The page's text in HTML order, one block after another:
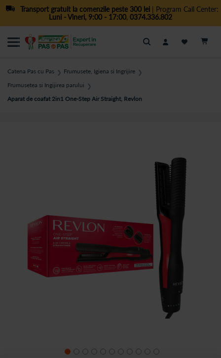
Transport gratuit la comenzile peste 300 lei| Program Call Center:
Luni - Vineri, 9:00 - 17:00, 0374.336.802
Cautare
Catena Pas cu Pas ❯ Frumusete, Igiena si Ingrijire ❯
Frumusetea si Ingijirea parului ❯
Aparat de coafat 2in1 One-Step Air Straight, Revlon